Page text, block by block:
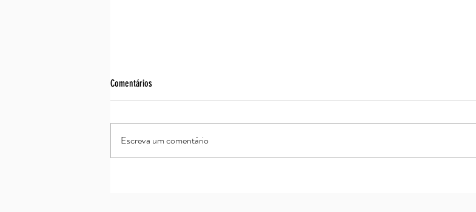
Assim é se lhe parece
Comentários
Escreva um comentário